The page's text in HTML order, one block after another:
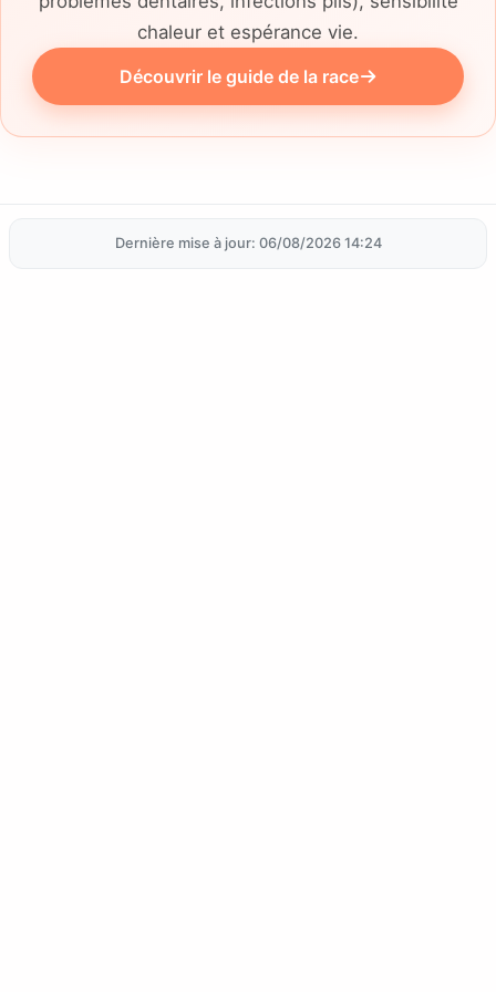
chaleur et espérance vie.
Découvrir le guide de la race
Dernière mise à jour: 06/08/2026 14:24